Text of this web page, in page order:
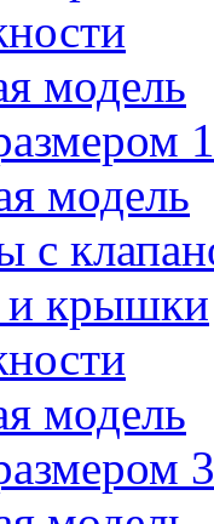
модель
модель
с
и крышки
модель